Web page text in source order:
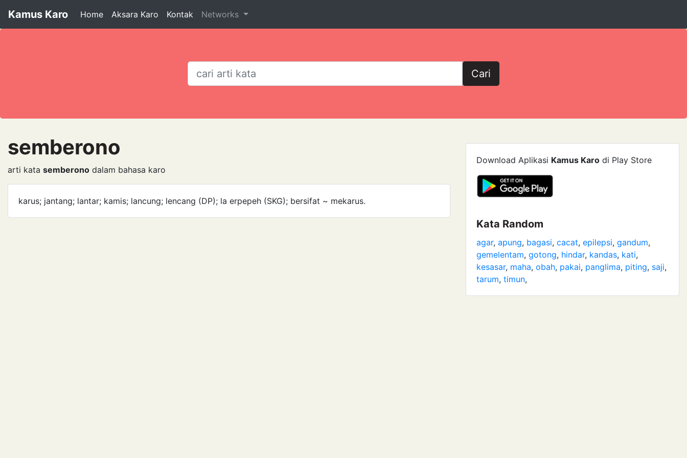
Kamus Karo Home Aksara Karo Kontak Networks
Cari
semberono
arti kata semberono dalam bahasa karo
karus; jantang; lantar; kamis; lancung; lencang (DP); la erpepeh (SKG); bersifat ~ mekarus.
Download Aplikasi Kamus Karo di Play Store
Kata Random
agar, apung, bagasi, cacat, epilepsi, gandum,
gemelentam, gotong, hindar, kandas, kati,
kesasar, maha, obah, pakai, panglima, piting, saji,
tarum, timun,